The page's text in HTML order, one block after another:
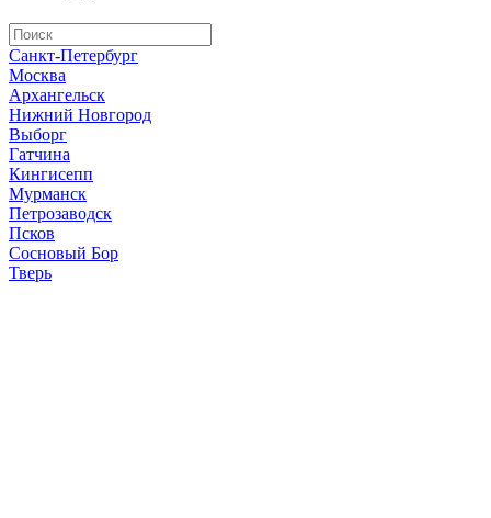
Санкт-Петербург
Москва
Архангельск
Нижний Новгород
Выборг
Гатчина
Кингисепп
Мурманск
Петрозаводск
Псков
Сосновый Бор
Тверь